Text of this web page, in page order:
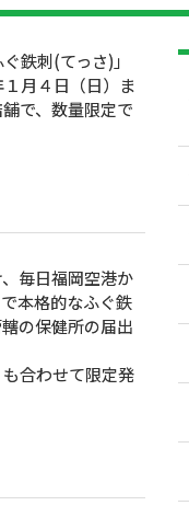
鉄刺(てっさ)」
月４日（日）ま
で、数量限定で
毎日福岡空港か
本格的なふぐ鉄
の保健所の届出
合わせて限定発